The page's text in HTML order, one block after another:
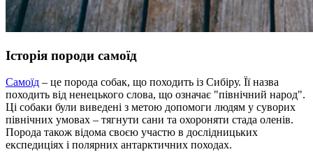
Історія породи самоїд
Самоїд – це порода собак, що походить із Сибіру. Її назва
походить від ненецького слова, що означає "північний народ".
Ці собаки були виведені з метою допомоги людям у суворих
північних умовах – тягнути сани та охороняти стада оленів.
Порода також відома своєю участю в дослідницьких
експедиціях і полярних антарктичних походах.